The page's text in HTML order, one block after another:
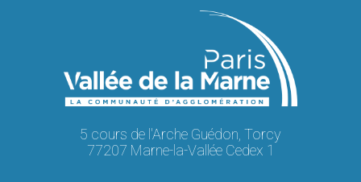
5 cours de l'Arche Guédon, Torcy
77207 Marne-la-Vallée Cedex 1